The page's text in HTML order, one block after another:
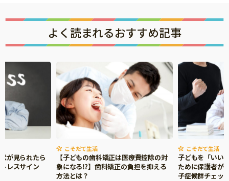
よく読まれるおすすめ記事
が見られたら
レスサイン
こそだて生活
【子どもの歯科矯正は医療費控除の対
象になる⁉】歯科矯正の負担を抑える
方法とは？
こそだて生活
子どもを「いい
ために保護者が
子症候群チェッ